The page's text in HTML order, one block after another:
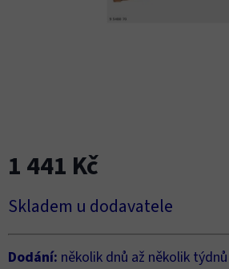
1 441 Kč
cena:
Skladem u dodavatele
Dodání: několik dnů až několik týdnů